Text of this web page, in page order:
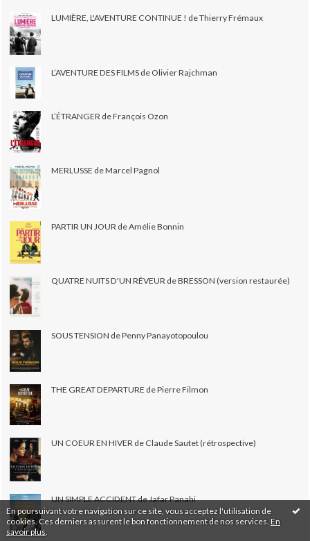
En poursuivant votre navigation sur ce site, vous acceptez l'utilisation de
cookies. Ces derniers assurent le bon fonctionnement de nos services. En
savoir plus
LUMIÈRE, L'AVENTURE CONTINUE ! de Thierry Frémaux
L’AVENTURE DES FILMS de Olivier Rajchman
L’ÉTRANGER de François Ozon
MERLUSSE de Marcel Pagnol
PARTIR UN JOUR de Amélie Bonnin
QUATRE NUITS D'UN RÊVEUR de BRESSON (version restaurée)
SOUS TENSION de Penny Panayotopoulou
THE GREAT DEPARTURE de Pierre Filmon
UN COEUR EN HIVER de Claude Sautet (rétrospective)
UN SIMPLE ACCIDENT de Jafar Panahi